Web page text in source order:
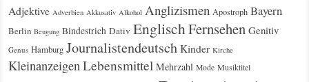
Adjektive Adverbien Akkusativ Alkohol Anglizismen Apostroph Bayern
Berlin Beugung Bindestrich Dativ EnglischFernsehen Genitiv
Genus Hamburg Journalistendeutsch Kinder Kirche
Kleinanzeigen Lebensmittel Mehrzahl Mode Musiktitel